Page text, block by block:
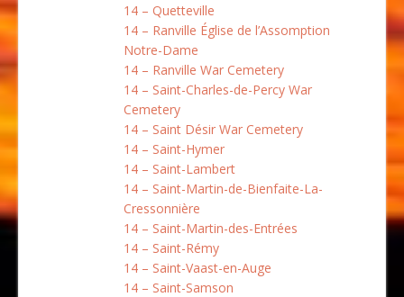
14 – Quetteville
14 – Ranville Église de l’Assomption
Notre-Dame
14 – Ranville War Cemetery
14 – Saint-Charles-de-Percy War
Cemetery
14 – Saint Désir War Cemetery
14 – Saint-Hymer
14 – Saint-Lambert
14 – Saint-Martin-de-Bienfaite-La-
Cressonnière
14 – Saint-Martin-des-Entrées
14 – Saint-Rémy
14 – Saint-Vaast-en-Auge
14 – Saint-Samson